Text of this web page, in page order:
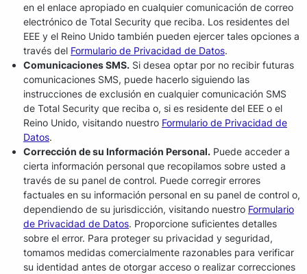
en el enlace apropiado en cualquier comunicación de correo
electrónico de Total Security que reciba. Los residentes del
EEE y el Reino Unido también pueden ejercer tales opciones a
través del Formulario de Privacidad de Datos.
Comunicaciones SMS. Si desea optar por no recibir futuras
comunicaciones SMS, puede hacerlo siguiendo las
instrucciones de exclusión en cualquier comunicación SMS
de Total Security que reciba o, si es residente del EEE o el
Reino Unido, visitando nuestro Formulario de Privacidad de
Datos.
Corrección de su Información Personal. Puede acceder a
cierta información personal que recopilamos sobre usted a
través de su panel de control. Puede corregir errores
factuales en su información personal en su panel de control o,
dependiendo de su jurisdicción, visitando nuestro Formulario
de Privacidad de Datos. Proporcione suficientes detalles
sobre el error. Para proteger su privacidad y seguridad,
tomamos medidas comercialmente razonables para verificar
su identidad antes de otorgar acceso o realizar correcciones